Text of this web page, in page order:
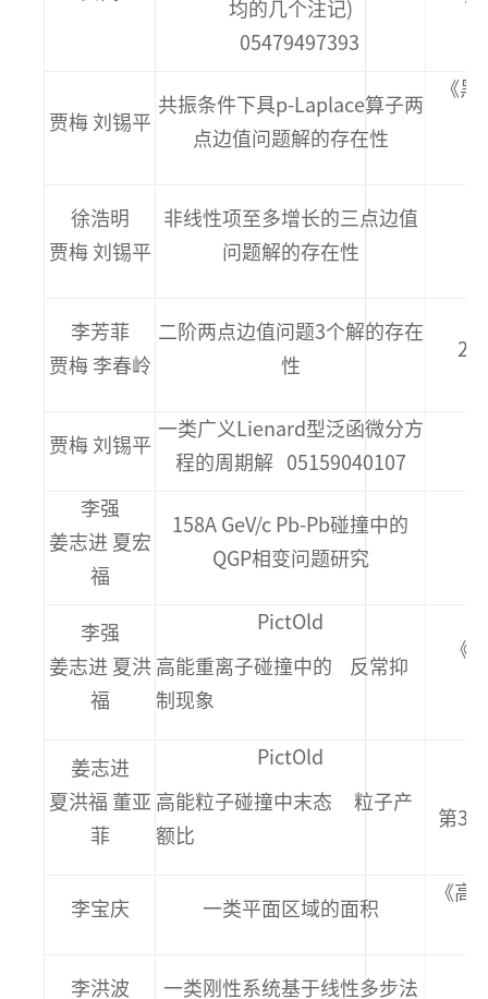
均的几个注记)
05479497393
贾梅 刘锡平
共振条件下具p-Laplace算子两
点边值问题解的存在性
《
徐浩明
贾梅 刘锡平
非线性项至多增长的三点边值
问题解的存在性
李芳菲
贾梅 李春岭
二阶两点边值问题3个解的存在
性
贾梅 刘锡平
一类广义Lienard型泛函微分方
程的周期解 05159040107
李强
姜志进 夏宏
福
158A GeV/c Pb-Pb碰撞中的
QGP相变问题研究
李强
姜志进 夏洪
福
PictOld
高能重离子碰撞中的 反常抑
制现象
《
姜志进
夏洪福 董亚
菲
PictOld
高能粒子碰撞中末态 粒子产
额比
第31
李宝庆 一类平面区域的面积
《高
李洪波
一类刚性系统基于线性多步法